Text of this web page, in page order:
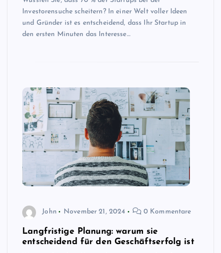
Investorensuche scheitern? In einer Welt voller Ideen
und Gründer ist es entscheidend, dass Ihr Startup in
den ersten Minuten das Interesse…
John November 21, 2024 0 Kommentare
Langfristige Planung: warum sie
entscheidend für den Geschäftserfolg ist